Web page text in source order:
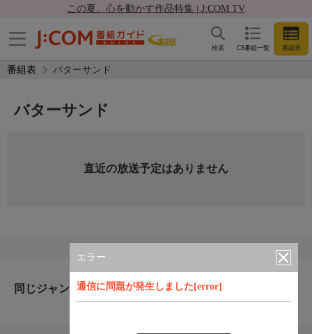
この夏、心を動かす作品特集 | J:COM TV
CS番組一覧 番組表
検索
番組表 バターサンド
エラー
通信に問題が発生しました[error]
バターサンド
直近の放送予定はありません
同じジャンルのおすすめ番組